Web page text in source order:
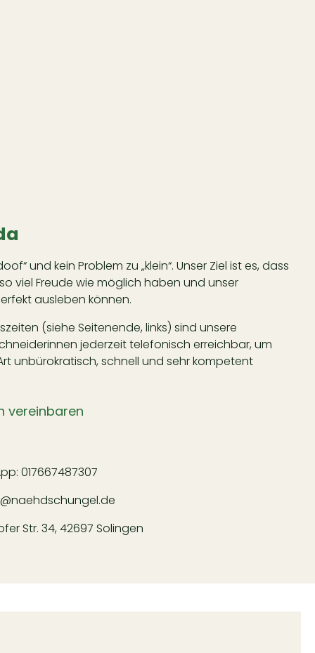
und kein Problem zu „klein“. Unser Ziel ist es, dass
viel Freude wie möglich haben und unser
ausleben können.
(siehe Seitenende, links) sind unsere
jederzeit telefonisch erreichbar, um
unbürokratisch, schnell und sehr kompetent
vereinbaren
017667487307
Str. 34, 42697 Solingen